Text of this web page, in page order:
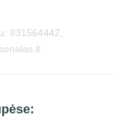
831564442,